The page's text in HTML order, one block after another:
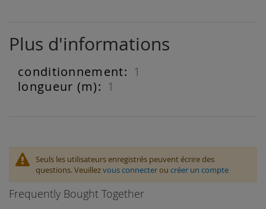
Plus d'informations
Plus
d'informations
1
1
Seuls les utilisateurs enregistrés peuvent écrire des
questions. Veuillezvous connecterou créer un compte
Frequently Bought Together